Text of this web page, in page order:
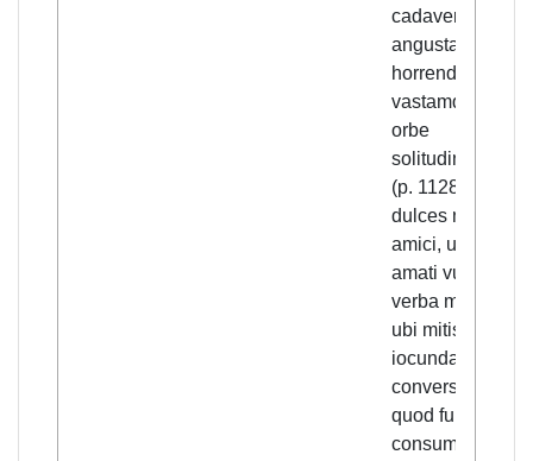
cadaveribus
angusta,
horrendam
vastamque toto
orbe
solitudinem? [...]
(p. 1128) Ubi
dulces nunc
amici, ubi sunt
amati vultus, ubi
verba mulcentia,
ubi mitis et
iocunda
conversatio?
quod fulmen ista
consumpsit,